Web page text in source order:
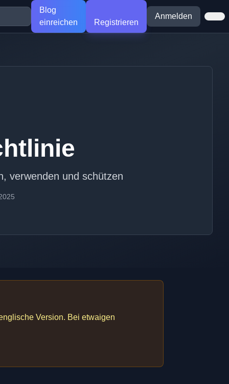
Blog
einreichen
Registrieren
Anmelden
verwenden und schützen
Version. Bei etwaigen